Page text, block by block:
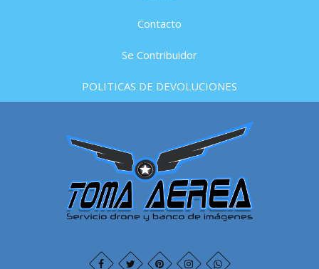
Contacto
Se Contribuidor
POLITICAS DE DEVOLUCIONES